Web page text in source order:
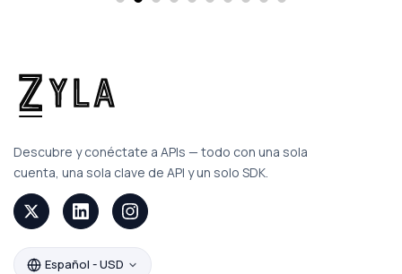
Descubre y conéctate a APIs — todo con una sola
cuenta, una sola clave de API y un solo SDK.
Español - USD